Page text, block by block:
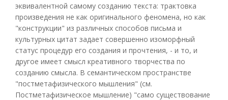
эквивалентной самому созданию текста: трактовка
произведения не как оригинального феномена, но как
"конструкции" из различных способов письма и
культурных цитат задает совершенно изоморфный
статус процедур его создания и прочтения, - и то, и
другое имеет смысл креативного творчества по
созданию смысла. В семантическом пространстве
"постметафизического мышления" (см.
Постметафизическое мышление) "само существование